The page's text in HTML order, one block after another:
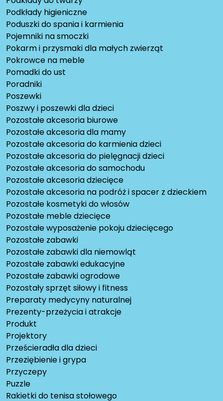
Podkłady higieniczne
Poduszki do spania i karmienia
Pojemniki na smoczki
Pokarm i przysmaki dla małych zwierząt
Pokrowce na meble
Pomadki do ust
Poradniki
Poszewki
Poszwy i poszewki dla dzieci
Pozostałe akcesoria biurowe
Pozostałe akcesoria dla mamy
Pozostałe akcesoria do karmienia dzieci
Pozostałe akcesoria do pielęgnacji dzieci
Pozostałe akcesoria do samochodu
Pozostałe akcesoria dziecięce
Pozostałe akcesoria na podróż i spacer z dzieckiem
Pozostałe kosmetyki do włosów
Pozostałe meble dziecięce
Pozostałe wyposażenie pokoju dziecięcego
Pozostałe zabawki
Pozostałe zabawki dla niemowląt
Pozostałe zabawki edukacyjne
Pozostałe zabawki ogrodowe
Pozostały sprzęt siłowy i fitness
Preparaty medycyny naturalnej
Prezenty-przeżycia i atrakcje
Produkt
Projektory
Prześcieradła dla dzieci
Przeziębienie i grypa
Przyczepy
Puzzle
Rakietki do tenisa stołowego